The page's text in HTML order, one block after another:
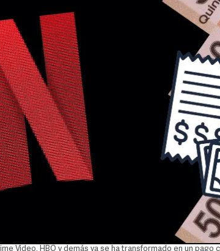
Video, HBO y demás ya se ha transformado en un pago